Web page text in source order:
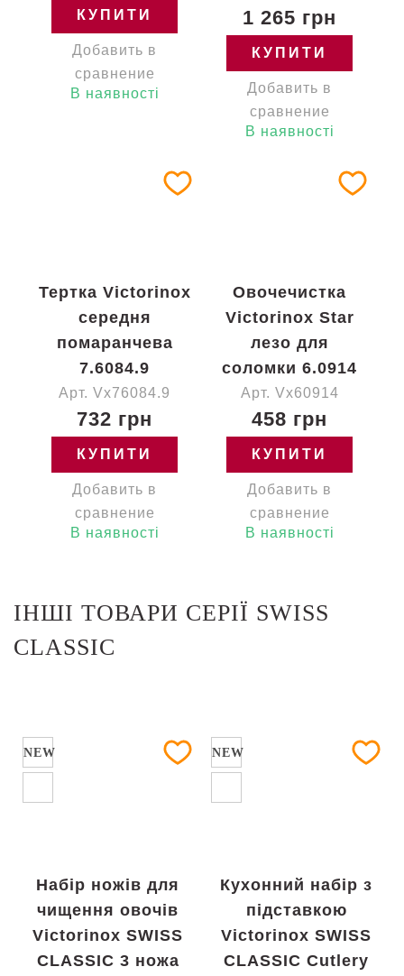
КУПИТИ
Добавить в
сравнение
В наявності
1 265 грн
КУПИТИ
Добавить в
сравнение
В наявності
Тертка Victorinox
середня
помаранчева
7.6084.9
Арт. Vx76084.9
732 грн
КУПИТИ
Добавить в
сравнение
В наявності
Овочечистка
Victorinox Star
лезо для
соломки 6.0914
Арт. Vx60914
458 грн
КУПИТИ
Добавить в
сравнение
В наявності
ІНШІ ТОВАРИ СЕРІЇ SWISS
CLASSIC
NEW
Набір ножів для
чищення овочів
Victorinox SWISS
CLASSIC 3 ножа
NEW
Кухонний набір з
підставкою
Victorinox SWISS
CLASSIC Cutlery